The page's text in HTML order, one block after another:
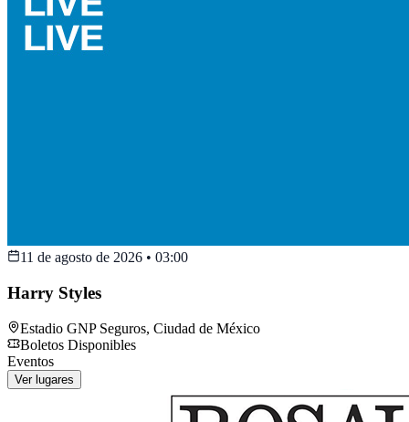
11 de agosto de 2026 • 03:00
Harry Styles
Estadio GNP Seguros, Ciudad de México
Boletos Disponibles
Eventos
Ver lugares